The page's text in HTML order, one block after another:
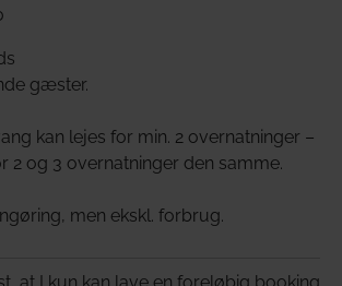
gæster.
kan lejes for min. 2 overnatninger –
2 og 3 overnatninger den samme.
men ekskl. forbrug.